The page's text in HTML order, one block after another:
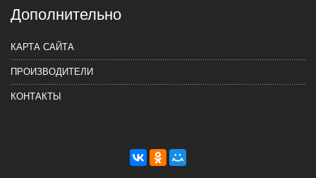
Дополнительно
КАРТА САЙТА
ПРОИЗВОДИТЕЛИ
КОНТАКТЫ